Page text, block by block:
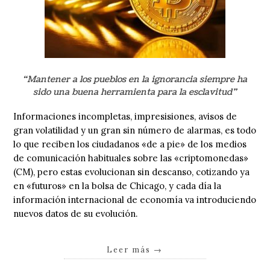
“Mantener a los pueblos en la ignorancia siempre ha
sido una buena herramienta para la esclavitud”
Informaciones incompletas, impresisiones, avisos de
gran volatilidad y un gran sin número de alarmas, es todo
lo que reciben los ciudadanos «de a pie» de los medios
de comunicación habituales sobre las «criptomonedas»
(CM), pero estas evolucionan sin descanso, cotizando ya
en «futuros» en la bolsa de Chicago, y cada día la
información internacional de economía va introduciendo
nuevos datos de su evolución.
Leer más →